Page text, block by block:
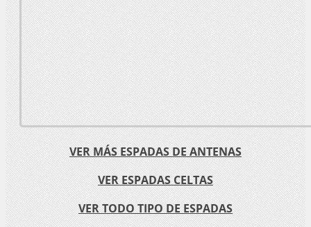
VER MÁS ESPADAS DE ANTENAS
VER ESPADAS CELTAS
VER TODO TIPO DE ESPADAS